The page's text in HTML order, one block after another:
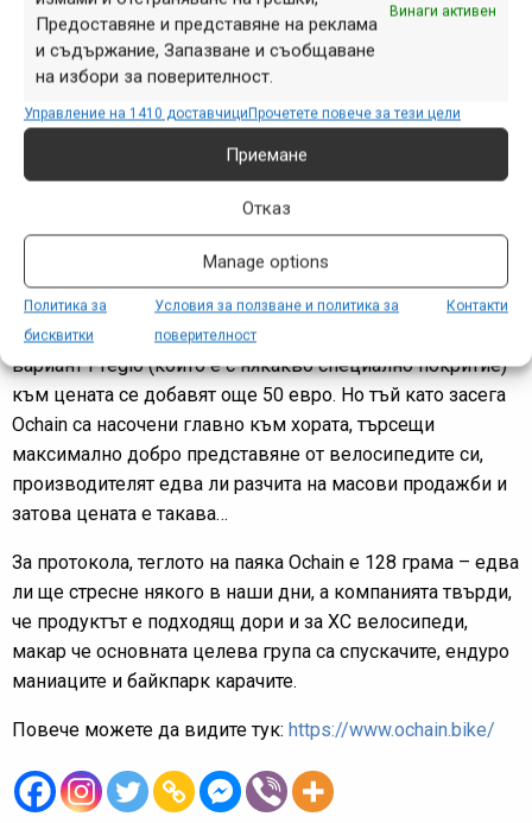
Предоставяне и представяне на реклама
и съдържание, Запазване и съобщаване
на избори за поверителност.
Винаги активен
Управление на 1410 доставчициПрочетете повече за тези цели
Приемане
Отказ
Manage options
Политика за
бисквитки
Условия за ползване и политика за
поверителност
Контакти
Продуктът на Ochain не е евтин – в черен цвят (покритие
чрез анодизация) паяците струват 299 евро, а в светлия
вариант Pregio (който е с някакво специално покритие)
към цената се добавят още 50 евро. Но тъй като засега
Ochain са насочени главно към хората, търсещи
максимално добро представяне от велосипедите си,
производителят едва ли разчита на масови продажби и
затова цената е такава…
За протокола, теглото на паяка Ochain е 128 грама – едва
ли ще стресне някого в наши дни, а компанията твърди,
че продуктът е подходящ дори и за ХС велосипеди,
макар че основната целева група са спускачите, ендуро
маниаците и байкпарк карачите.
Повече можете да видите тук: https://www.ochain.bike/